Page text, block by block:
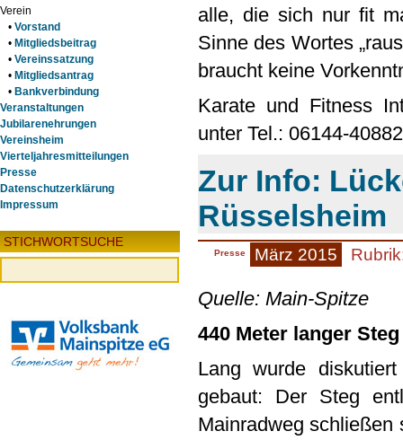
alle, die sich nur fit
Sinne des Wortes
braucht keine
Karate und Fitness
unter Tel.: 06144-
Zur Info:
Rüsselsheim
März 2015
Presse
Quelle: Main-Spitze
440 Meter langer
Lang wurde
gebaut: Der Steg
Mainradweg schließen
Verein
• Vorstand
• Mitgliedsbeitrag
• Vereinssatzung
• Mitgliedsantrag
• Bankverbindung
Veranstaltungen
Jubilarenehrungen
Vereinsheim
Vierteljahresmitteilungen
Presse
Datenschutzerklärung
Impressum
STICHWORTSUCHE